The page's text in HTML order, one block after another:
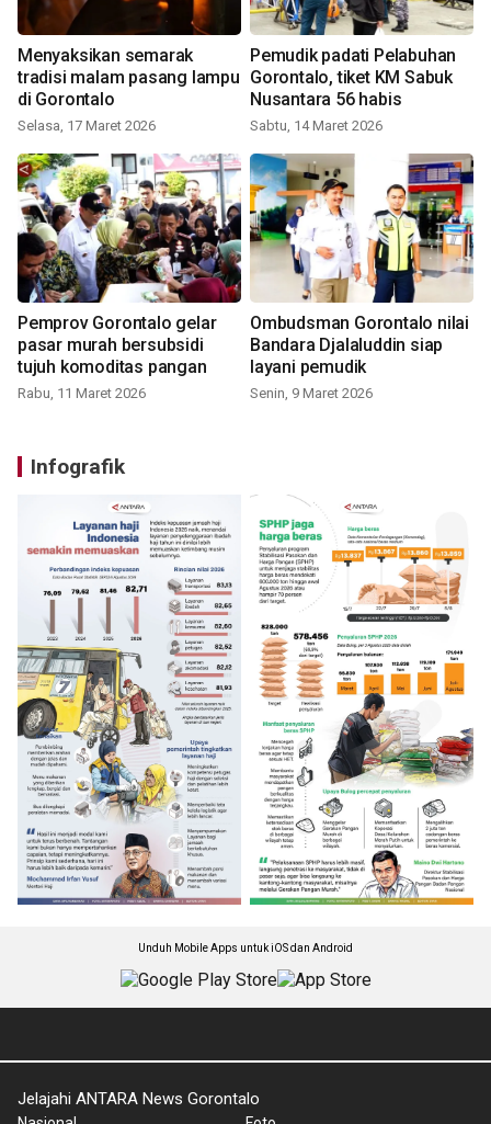
Menyaksikan semarak
tradisi malam pasang lampu
di Gorontalo
Selasa, 17 Maret 2026
Pemudik padati Pelabuhan
Gorontalo, tiket KM Sabuk
Nusantara 56 habis
Sabtu, 14 Maret 2026
Pemprov Gorontalo gelar
pasar murah bersubsidi
tujuh komoditas pangan
Rabu, 11 Maret 2026
Ombudsman Gorontalo nilai
Bandara Djalaluddin siap
layani pemudik
Senin, 9 Maret 2026
Infografik
Unduh Mobile Apps untuk iOS dan Android
Jelajahi ANTARA News Gorontalo